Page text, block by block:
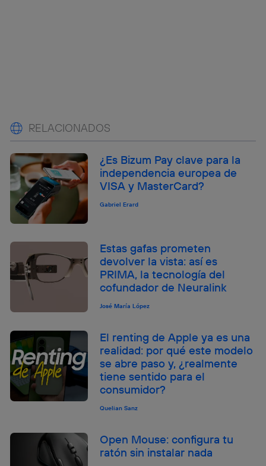
RELACIONADOS
¿Es Bizum Pay clave para la
independencia europea de
VISA y MasterCard?
Gabriel Erard
Estas gafas prometen
devolver la vista: así es
PRIMA, la tecnología del
cofundador de Neuralink
José María López
El renting de Apple ya es una
realidad: por qué este modelo
se abre paso y, ¿realmente
tiene sentido para el
consumidor?
Quelian Sanz
Open Mouse: configura tu
ratón sin instalar nada